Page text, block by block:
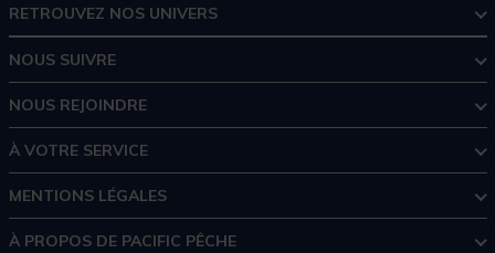
RETROUVEZ NOS UNIVERS
NOUS SUIVRE
NOUS REJOINDRE
À VOTRE SERVICE
MENTIONS LÉGALES
À PROPOS DE PACIFIC PÊCHE